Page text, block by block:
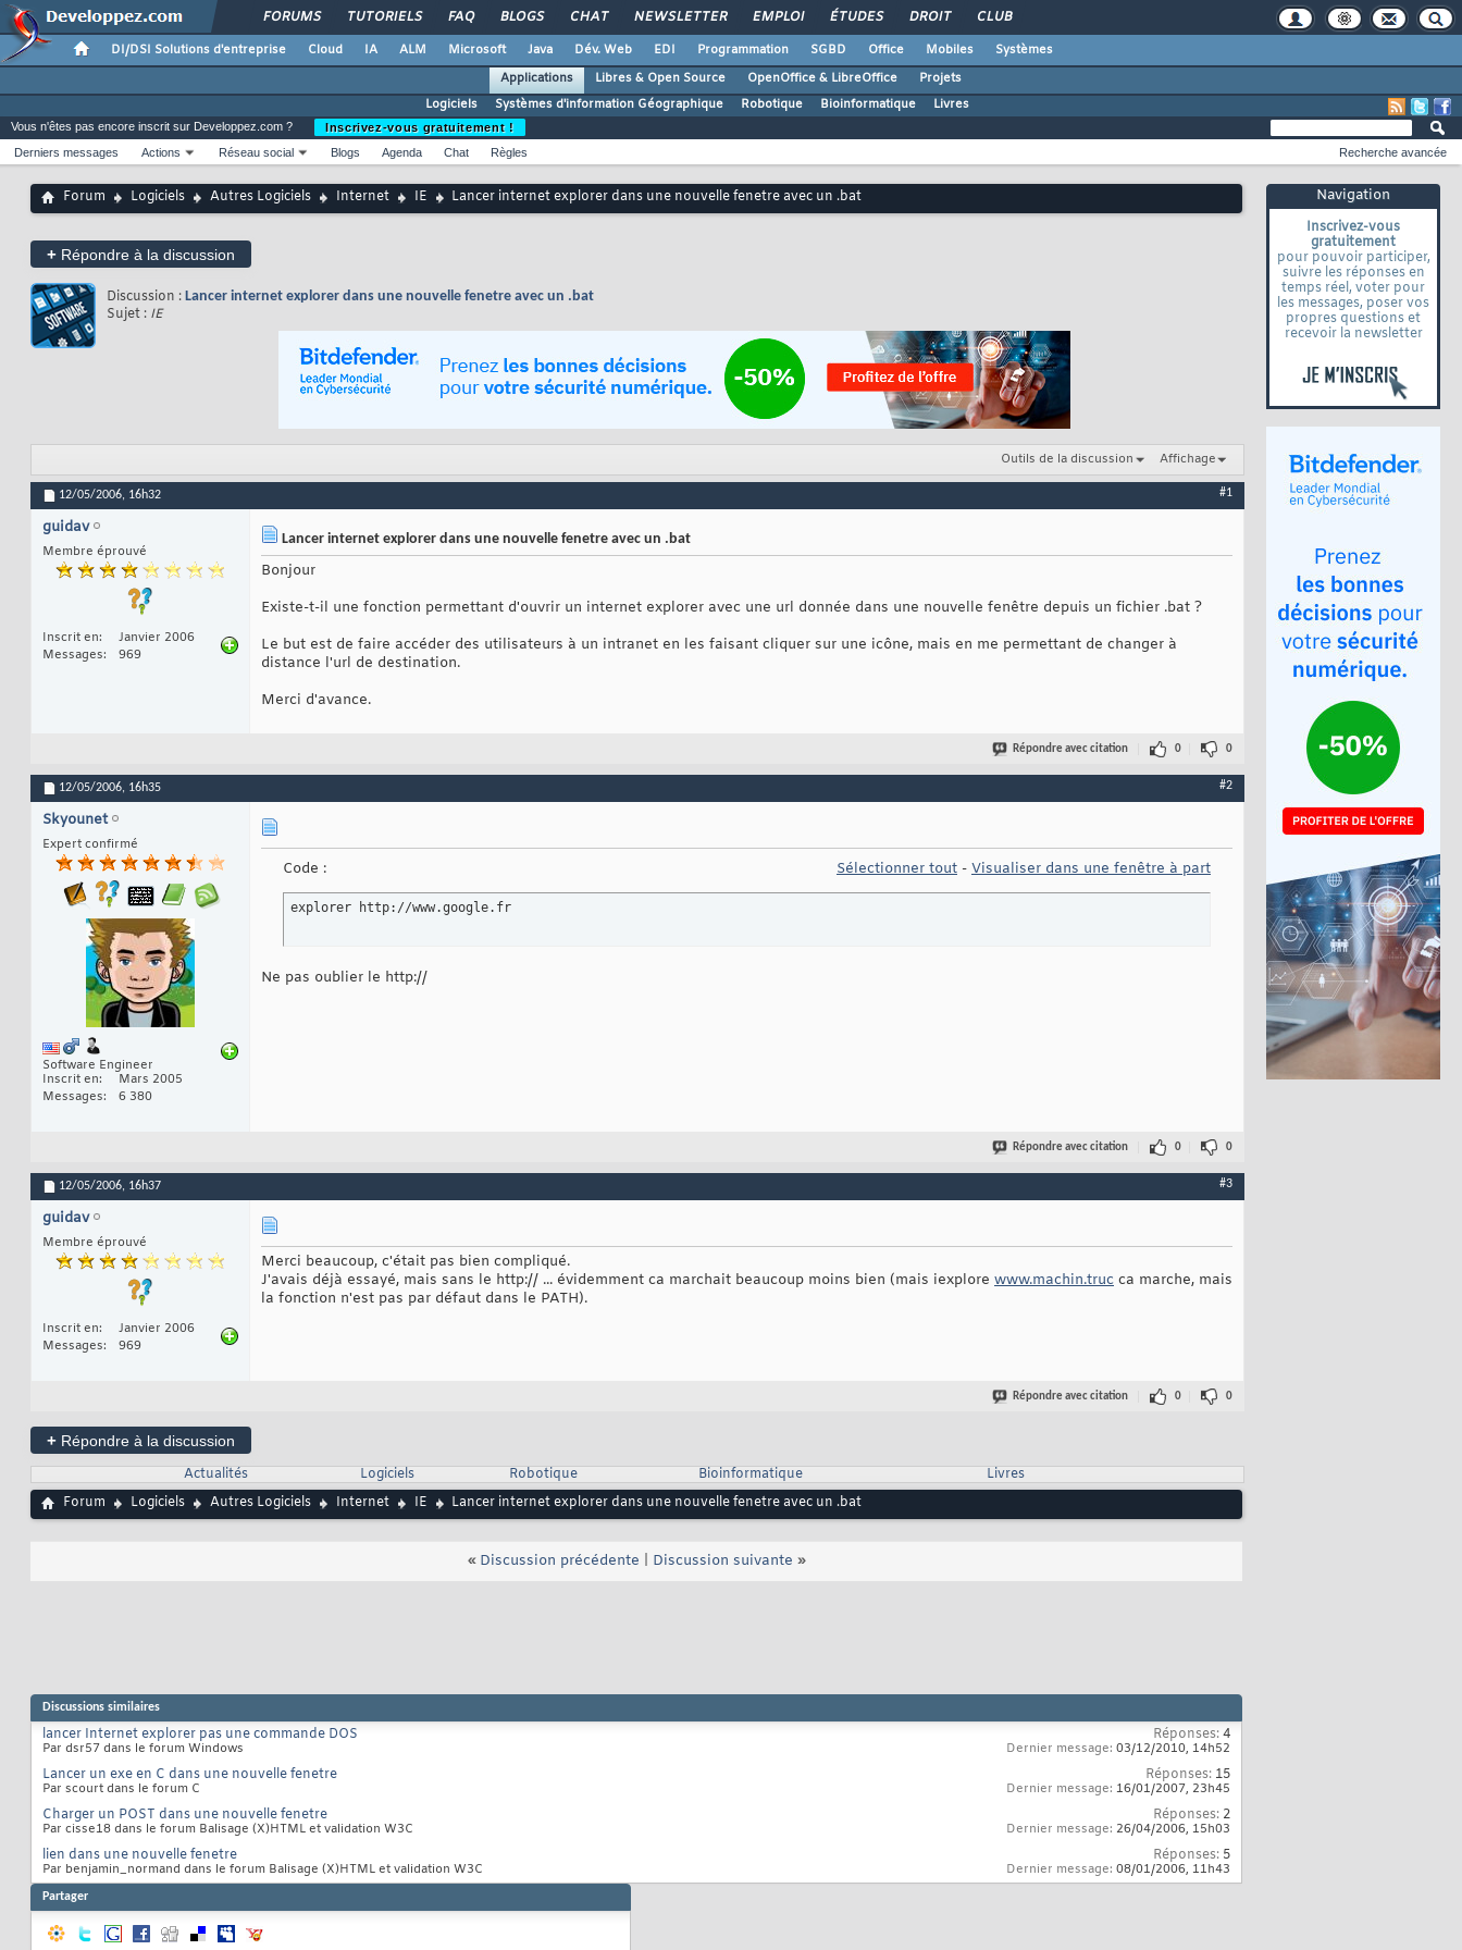
FORUMS TUTORIELS FAQ BLOGS CHAT NEWSLETTER EMPLOI ÉTUDES DROIT CLUB
DI/DSI Solutions d'entreprise Cloud IA ALM Microsoft Java Dév. Web EDI Programmation SGBD Office Mobiles
Systèmes
Applications
Libres & Open Source OpenOffice & LibreOffice
Projets
Logiciels
Systèmes d'information Géographique Robotique Bioinformatique Livres
Navigation
Inscrivez-vous
gratuitement
pour pouvoir participer,
suivre les réponses en
temps réel, voter pour
les messages, poser vos
propres questions et
recevoir la newsletter
Vous n'êtes pas encore inscrit sur Developpez.com ?
Inscrivez-vous gratuitement !
Derniers messages
Actions Réseau social Blogs Agenda Chat Règles Recherche avancée
Forum Logiciels Autres Logiciels Internet IE Lancer internet explorer dans une nouvelle fenetre avec un .bat
+ Répondre à la discussion
Discussion : Lancer internet explorer dans une nouvelle fenetre avec un .bat
Sujet : IE
Outils de la discussion Affichage
12/05/2006, 16h32 #1
guidav
Membre éprouvé
Inscrit en
Janvier 2006
Messages
969
Lancer internet explorer dans une nouvelle fenetre avec un .bat
Bonjour
Existe-t-il une fonction permettant d'ouvrir un internet explorer avec une url donnée dans une nouvelle fenêtre depuis un fichier .bat ?
Le but est de faire accéder des utilisateurs à un intranet en les faisant cliquer sur une icône, mais en me permettant de changer à
distance l'url de destination.
Merci d'avance.
Répondre avec citation 0 0
12/05/2006, 16h35 #2
Skyounet
Expert confirmé
Software Engineer
Inscrit en
Mars 2005
Messages
6 380
Code : Sélectionner tout - Visualiser dans une fenêtre à part
explorer http://www.google.fr
Ne pas oublier le http://
Répondre avec citation 0 0
12/05/2006, 16h37 #3
guidav
Membre éprouvé
Inscrit en
Janvier 2006
Messages
969
Merci beaucoup, c'était pas bien compliqué.
J'avais déjà essayé, mais sans le http:// ... évidemment ca marchait beaucoup moins bien (mais iexplore www.machin.truc ca marche, mais
la fonction n'est pas par défaut dans le PATH).
Répondre avec citation 0 0
+ Répondre à la discussion
Actualités
Logiciels Robotique Bioinformatique
Livres
Forum
Logiciels Autres Logiciels Internet IE Lancer internet explorer dans une nouvelle fenetre avec un .bat
« Discussion précédente Discussion suivante »
Discussions similaires
lancer Internet explorer pas une commande DOS
Par dsr57 dans le forum Windows
Réponses:4
Dernier message: 03/12/2010, 14h52
Lancer un exe en C dans une nouvelle fenetre
Par scourt dans le forum C
Réponses: 15
Dernier message: 16/01/2007, 23h45
Charger un POST dans une nouvelle fenetre
Par cisse18 dans le forum Balisage (X)HTML et validation W3C
Réponses: 2
Dernier message: 26/04/2006, 15h03
lien dans une nouvelle fenetre
Par benjamin_normand dans le forum Balisage (X)HTML et validation W3C
Réponses: 5
Dernier message: 08/01/2006, 11h43
Partager